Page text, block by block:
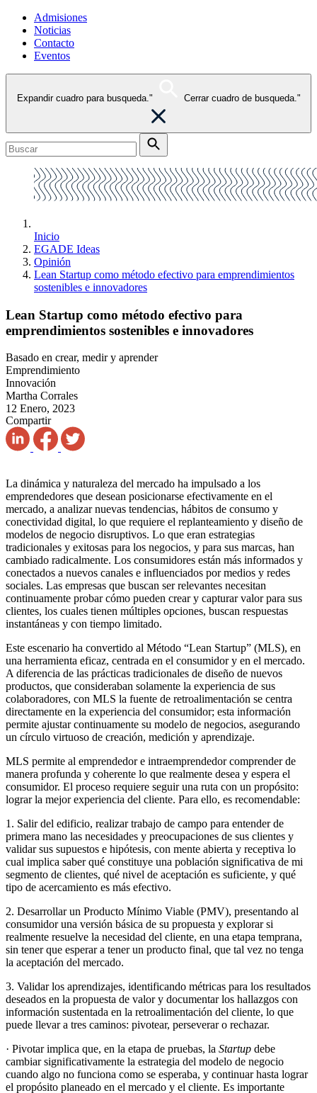
Admisiones
Noticias
Contacto
Eventos
Expandir cuadro para busqueda." Cerrar cuadro de busqueda."
Inicio
EGADE Ideas
Opinión
Lean Startup como método efectivo para emprendimientos
sostenibles e innovadores
Lean Startup como método efectivo para
emprendimientos sostenibles e innovadores
Basado en crear, medir y aprender
Emprendimiento
Innovación
Martha Corrales
12 Enero, 2023
Compartir
La dinámica y naturaleza del mercado ha impulsado a los
emprendedores que desean posicionarse efectivamente en el
mercado, a analizar nuevas tendencias, hábitos de consumo y
conectividad digital, lo que requiere el replanteamiento y diseño de
modelos de negocio disruptivos. Lo que eran estrategias
tradicionales y exitosas para los negocios, y para sus marcas, han
cambiado radicalmente. Los consumidores están más informados y
conectados a nuevos canales e influenciados por medios y redes
sociales. Las empresas que buscan ser relevantes necesitan
continuamente probar cómo pueden crear y capturar valor para sus
clientes, los cuales tienen múltiples opciones, buscan respuestas
instantáneas y con tiempo limitado.
Este escenario ha convertido al Método “Lean Startup” (MLS), en
una herramienta eficaz, centrada en el consumidor y en el mercado.
A diferencia de las prácticas tradicionales de diseño de nuevos
productos, que consideraban solamente la experiencia de sus
colaboradores, con MLS la fuente de retroalimentación se centra
directamente en la experiencia del consumidor; esta información
permite ajustar continuamente su modelo de negocios, asegurando
un círculo virtuoso de creación, medición y aprendizaje.
MLS permite al emprendedor e intraemprendedor comprender de
manera profunda y coherente lo que realmente desea y espera el
consumidor. El proceso requiere seguir una ruta con un propósito:
lograr la mejor experiencia del cliente. Para ello, es recomendable:
1. Salir del edificio, realizar trabajo de campo para entender de
primera mano las necesidades y preocupaciones de sus clientes y
validar sus supuestos e hipótesis, con mente abierta y receptiva lo
cual implica saber qué constituye una población significativa de mi
segmento de clientes, qué nivel de aceptación es suficiente, y qué
tipo de acercamiento es más efectivo.
2. Desarrollar un Producto Mínimo Viable (PMV), presentando al
consumidor una versión básica de su propuesta y explorar si
realmente resuelve la necesidad del cliente, en una etapa temprana,
sin tener que esperar a tener un producto final, que tal vez no tenga
la aceptación del mercado.
3. Validar los aprendizajes, identificando métricas para los resultados
deseados en la propuesta de valor y documentar los hallazgos con
información sustentada en la retroalimentación del cliente, lo que
puede llevar a tres caminos: pivotear, perseverar o rechazar.
· Pivotar implica que, en la etapa de pruebas, la Startup debe
cambiar significativamente la estrategia del modelo de negocio
cuando algo no funciona como se esperaba, y continuar hasta lograr
el propósito planeado en el mercado y el cliente. Es importante